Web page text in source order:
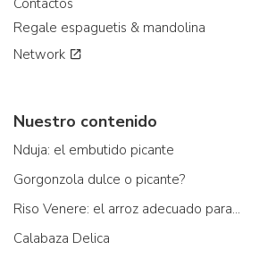
Contactos
Regale espaguetis & mandolina
Network
Nuestro contenido
Nduja: el embutido picante
Gorgonzola dulce o picante?
Riso Venere: el arroz adecuado para...
Calabaza Delica